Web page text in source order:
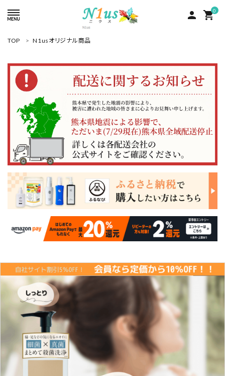
person 0
shopping_cart
ACCOUNT MENU
meeting_room ログイン person 新規会員登録
search
人気商品
カテゴリーから探す
グループ
コンテンツ
INFORMATION
TOP N1usオリジナル商品